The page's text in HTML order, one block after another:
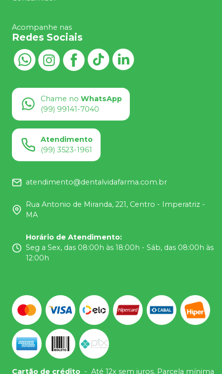
Acompanhe nas
Redes Sociais
Chame no WhatsApp
(99) 99141-7040
Atendimento
(99) 3523-1961
atendimento@dentalvidafarma.com.br
Rua Antonio de Miranda, 221, Centro - Imperatriz -
MA
Horário de Atendimento:
Seg a Sex, das 08:00h às 18:00h - Sáb, das 08:00h às
12:00h
Cartão de crédito - Até 12x sem juros. Parcela mínima